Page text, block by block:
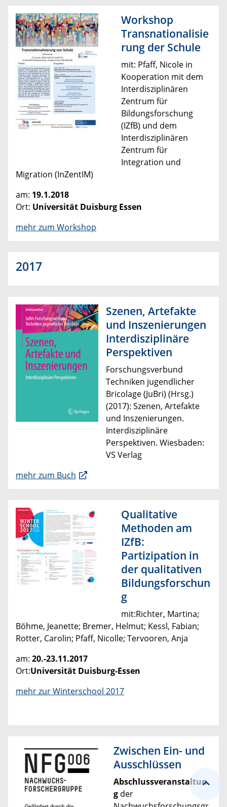
Workshop
Transnationalisie
rung der Schule
mit: Pfaff, Nicole in
Kooperation mit dem
Interdisziplinären
Zentrum für
Bildungsforschung
(IZfB) und dem
Interdisziplinären
Zentrum für
Integration und
Migration (InZentIM)
am: 19.1.2018
Ort: Universität Duisburg Essen
mehr zum Workshop
2017
Szenen, Artefakte
und Inszenierungen
Interdisziplinäre
Perspektiven
Forschungsverbund
Techniken jugendlicher
Bricolage (JuBri) (Hrsg.)
(2017): Szenen, Artefakte
und Inszenierungen.
Interdisziplinäre
Perspektiven. Wiesbaden:
VS Verlag​
mehr zum Buch
Qualitative
Methoden am
IZfB:
Partizipation in
der qualitativen
Bildungsforschun
g
mit:Richter, Martina;
Böhme, Jeanette; Bremer, Helmut; Kessl, Fabian;
Rotter, Carolin; Pfaff, Nicolle; Tervooren, Anja
am: 20.-23.11.2017
Ort:Universität Duisburg-Essen
mehr zur Winterschool 2017
Zwischen Ein- und
Ausschlüssen
Abschlussveranstaltun
g der